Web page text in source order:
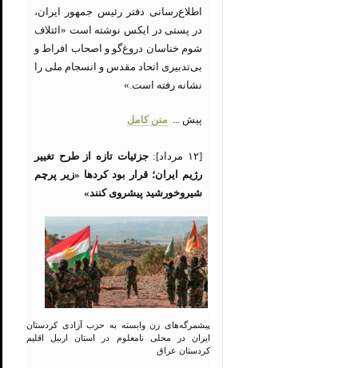
اطلاع‌رسانی دفتر رئیس جمهور ایران،
در پستی در ایکس نوشته است «ائتلاف
شوم خناسان دروغ‌گو و اصحاب افراط و
بی‌تدبیری اتحاد مقدس و انسجام ملی را
نشانه رفته است.»
پیش ... متن کامل
[۱۲ مرداد]:
جزئیات تازه از طرح تغییر
رژیم ایران؛ قرار بود کردها «زیر پرچم
شیروخورشید پیشروی کنند»
پیشمرگه‌های زن وابسته به حزب آزادی کردستان
ایران در محلی نامعلوم در استان اربیل اقلیم
کردستان عراق